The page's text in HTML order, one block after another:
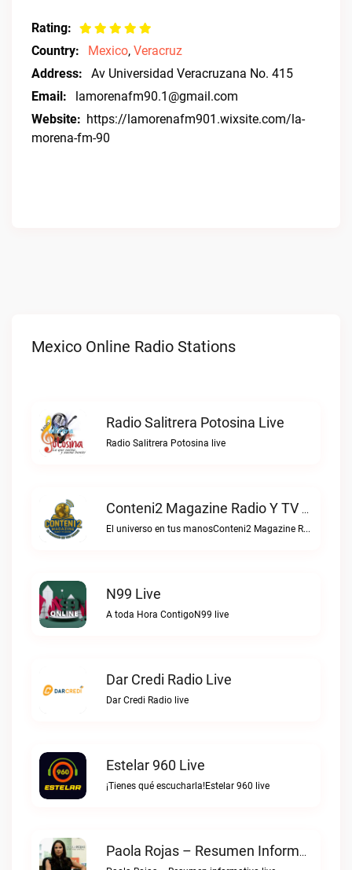
Rating:
Country:
Mexico, Veracruz
Address:
Av Universidad Veracruzana No. 415
Email:
lamorenafm90.1@gmail.com
Website: https://lamorenafm901.wixsite.com/la-
morena-fm-90
Mexico Online Radio Stations
Radio Salitrera Potosina Live
Radio Salitrera Potosina live
Conteni2 Magazine Radio Y TV Digital Live
El universo en tus manosConteni2 Magazine Radio y TV Digital live
N99 Live
A toda Hora ContigoN99 live
Dar Credi Radio Live
Dar Credi Radio live
Estelar 960 Live
¡Tienes qué escucharla!Estelar 960 live
Paola Rojas – Resumen Informativo Live